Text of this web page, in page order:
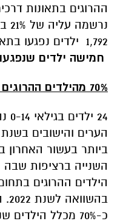
1,792 ילדים נפגעו
חמישה ילדים
70% מהילדים ההרוגים – בתחום העירוני
הערים והישובים בשנת 2023,
השנייה ברציפות
כ-70% מכלל